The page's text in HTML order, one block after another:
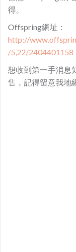
得。
Offspring網址：
http://
/5,22/2404401158
想收到第一手消息
售，記得留意我地